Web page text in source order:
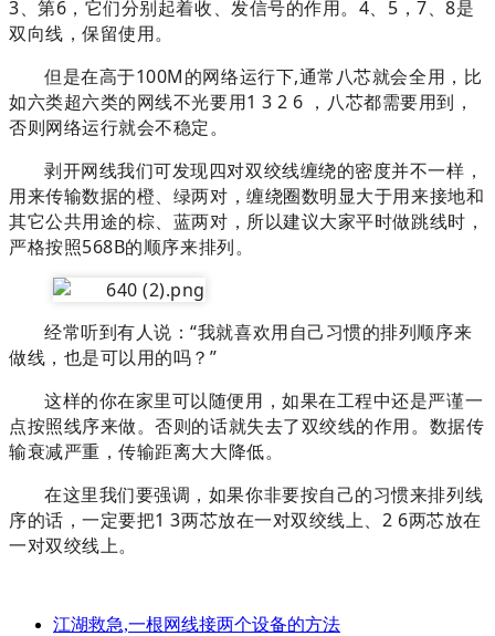
3、第6，它们分别起着收、发信号的作用。 4、5，7、8是
双向线，保留使用。
但是在高于100M的网络运行下,通常八芯就会全用，比
如六类超六类的网线不光要用1 3 2 6 ，八芯都需要用到，
否则网络运行就会不稳定。
剥开网线我们可发现四对双绞线缠绕的密度并不一样，
用来传输数据的橙、绿两对，缠绕圈数明显大于用来接地和
其它公共用途的棕、蓝两对，所以建议大家平时做跳线时，
严格按照568B的顺序来排列。
经常听到有人说：“我就喜欢用自己习惯的排列顺序来
做线，也是可以用的吗？ ”
这样的你在家里可以随便用，如果在工程中还是严谨一
点按照线序来做。否则的话就失去了双绞线的作用。 数据传
输衰减严重，传输距离大大降低。
在这里我们要强调，如果你非要按自己的习惯来排列线
序的话，一定要把1 3两芯放在一对双绞线上、2 6两芯放在
一对双绞线上。
江湖救急,一根网线接两个设备的方法